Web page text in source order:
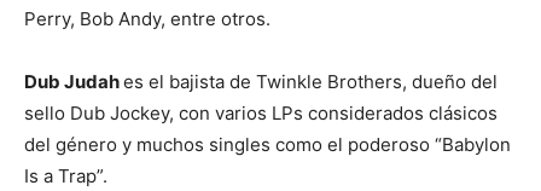
Perry, Bob Andy, entre otros.
Dub Judahes el bajista de Twinkle Brothers, dueño del
sello Dub Jockey, con varios LPs considerados clásicos
del género y muchos singles como el poderoso “Babylon
Is a Trap”.